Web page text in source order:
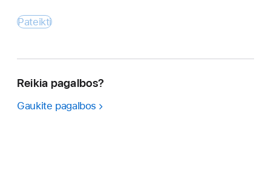
Pateikti
Reikia pagalbos?
Gaukite pagalbos